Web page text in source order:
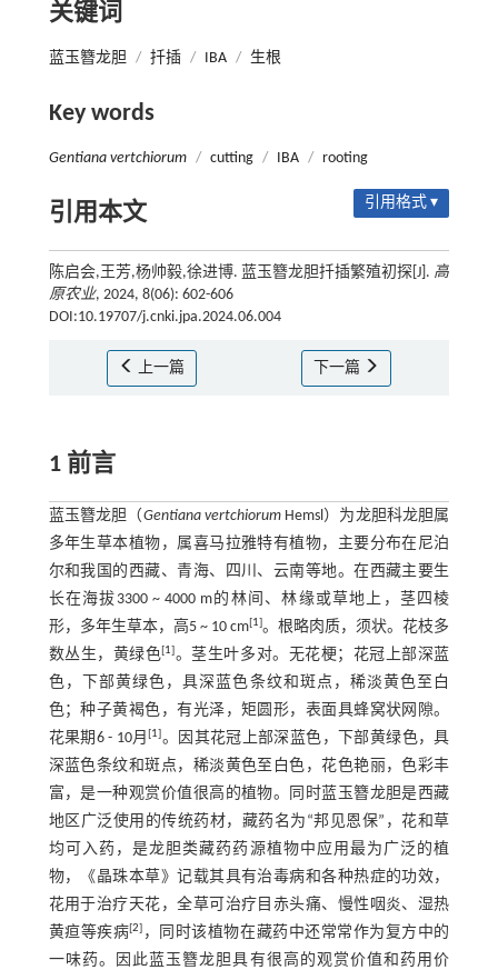
关键词
蓝玉簪龙胆 / 扦插 / IBA / 生根
Key words
Gentiana vertchiorum / cutting / IBA / rooting
引用本文 引用格式 ▾
陈启会,王芳,杨帅毅,徐进博. 蓝玉簪龙胆扦插繁殖初探[J]. 高
原农业, 2024, 8(06): 602-606
DOI:10.19707/j.cnki.jpa.2024.06.004
上一篇 下一篇
1 前言
蓝玉簪龙胆（Gentiana vertchiorumHemsl）为龙胆科龙胆属
多年生草本植物，属喜马拉雅特有植物，主要分布在尼泊
尔和我国的西藏、青海、四川、云南等地。在西藏主要生
长在海拔3300 ~ 4000 m的林间、林缘或草地上，茎四棱
形，多年生草本，高5 ~ 10 cm[1]。根略肉质，须状。花枝多
数丛生，黄绿色[1]。茎生叶多对。无花梗；花冠上部深蓝
色，下部黄绿色，具深蓝色条纹和斑点，稀淡黄色至白
色；种子黄褐色，有光泽，矩圆形，表面具蜂窝状网隙。
花果期6 - 10月[1]。因其花冠上部深蓝色，下部黄绿色，具
深蓝色条纹和斑点，稀淡黄色至白色，花色艳丽，色彩丰
富，是一种观赏价值很高的植物。同时蓝玉簪龙胆是西藏
地区广泛使用的传统药材，藏药名为“邦见恩保”，花和草
均可入药，是龙胆类藏药药源植物中应用最为广泛的植
物，《晶珠本草》记载其具有治毒病和各种热症的功效，
花用于治疗天花，全草可治疗目赤头痛、慢性咽炎、湿热
黄疸等疾病[2] ，同时该植物在藏药中还常常作为复方中的
一味药。因此蓝玉簪龙胆具有很高的观赏价值和药用价